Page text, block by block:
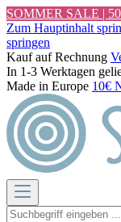
SOMMER SALE |
Zum Hauptinhalt
springen
Kauf auf Rechnung
In 1-3 Werktagen
Made in Europe 10€